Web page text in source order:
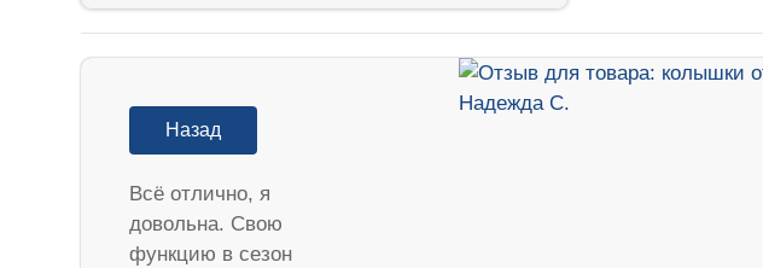
Назад
Всё отлично, я
довольна. Свою
функцию в сезон